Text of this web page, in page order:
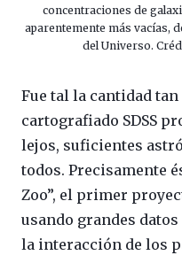
concentraciones de
aparentemente más vacías,
del Universo.
Fue tal la cantidad
cartografiado SDSS
lejos, suficientes
todos. Precisamente
Zoo”, el primer
usando grandes
la interacción de los